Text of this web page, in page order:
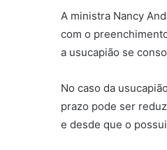
A ministra Nancy
com o
a usucapião se
No caso da usucapião
prazo pode ser
e desde que o